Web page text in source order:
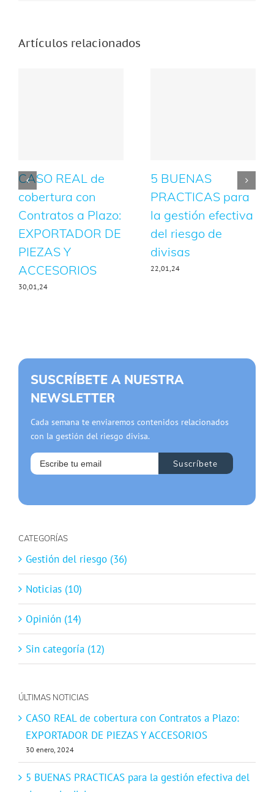
Artículos relacionados
CASO REAL de
cobertura con
Contratos a Plazo:
EXPORTADOR DE
PIEZAS Y
ACCESORIOS
30,01,24
5 BUENAS
PRACTICAS para
la gestión efectiva
del riesgo de
divisas
22,01,24
SUSCRÍBETE A NUESTRA
NEWSLETTER
Cada semana te enviaremos contenidos relacionados
con la gestión del riesgo divisa.
CATEGORÍAS
Gestión del riesgo (36)
Noticias (10)
Opinión (14)
Sin categoría (12)
ÚLTIMAS NOTICIAS
CASO REAL de cobertura con Contratos a Plazo:
EXPORTADOR DE PIEZAS Y ACCESORIOS
30 enero, 2024
5 BUENAS PRACTICAS para la gestión efectiva del